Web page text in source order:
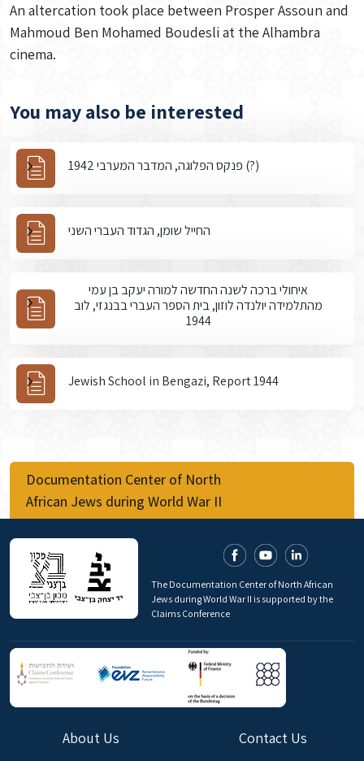
An altercation took place between Prosper Assoun and
Mahmoud Ben Mohamed Boudesli at the Alhambra
cinema.
You may also be interested
פנקס הפלוגה, המדבר המערבי 1942 (?)
החייל שומן, הגדוד העברי השני
איחולי ברכה לשנה החדשה למורה יעקב בן עמי
מהתלמידה יולנדה לוזון, בית הספר העברי בבנגזי, לוב
1944
Jewish School in Bengazi, Report 1944
Documentation Center of North
African Jews during World War II
The Documentation Center of North African
Jews during World War II is supported by the
Claims Conference
About Us Contact Us